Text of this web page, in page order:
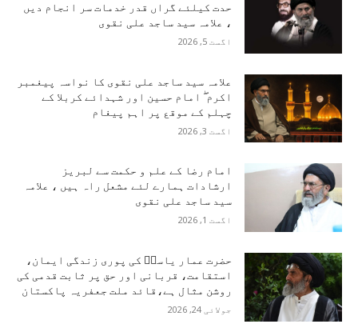
حدت کیلئے گراں قدر خدمات سر انجام دیں
، علامہ سید ساجد علی نقوی
اگست 5, 2026
علامہ سید ساجد علی نقوی کا نواسہ پیغمبر
اکرم ۖ امام حسین اور شہدائے کربلا کے
چہلم کے موقع پر اہم پیغام
اگست 3, 2026
امام رضا کے علم و حکمت سے لبریز
ارشادات ہمارے لئے مشعل راہ ہیں ، علامہ
سید ساجد علی نقوی
اگست 1, 2026
حضرت عمار یاسرؑ کی پوری زندگی ایمان،
استقامت، قربانی اور حق پر ثابت قدمی کی
روشن مثال ہے،قائد ملت جعفریہ پاکستان
جولائی 24, 2026